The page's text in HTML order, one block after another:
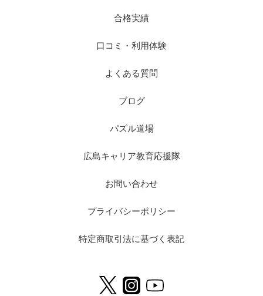
合格実績
口コミ・利用体験
よくある質問
ブログ
パズル道場
広島キャリア教育応援隊
お問い合わせ
プライバシーポリシー
特定商取引法に基づく表記